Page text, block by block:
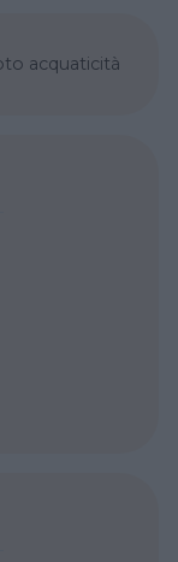
acquaticità